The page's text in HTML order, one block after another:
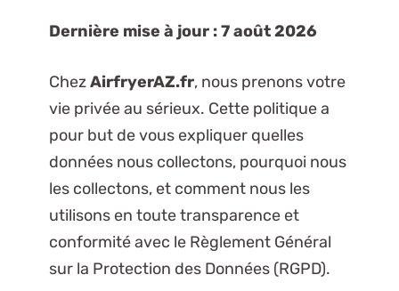
Dernière mise à jour : 7 août 2026
ChezAirfryerAZ.fr, nous prenons votre
vie privée au sérieux. Cette politique a
pour but de vous expliquer quelles
données nous collectons, pourquoi nous
les collectons, et comment nous les
utilisons en toute transparence et
conformité avec le Règlement Général
sur la Protection des Données (RGPD).